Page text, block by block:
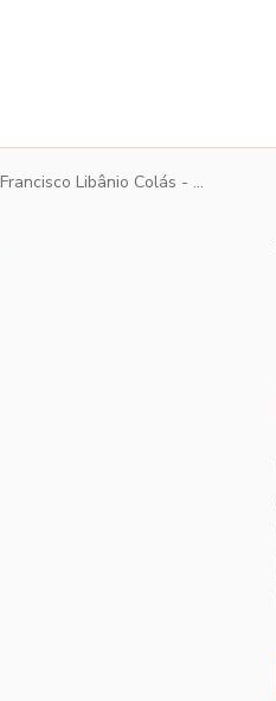
Francisco Libânio Colás - …